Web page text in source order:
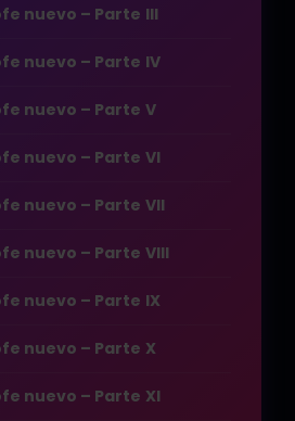
nuevo – Parte III
nuevo – Parte IV
nuevo – Parte V
nuevo – Parte VI
nuevo – Parte VII
nuevo – Parte VIII
nuevo – Parte IX
nuevo – Parte X
nuevo – Parte XI